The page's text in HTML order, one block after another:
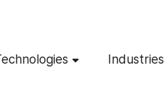
Industries